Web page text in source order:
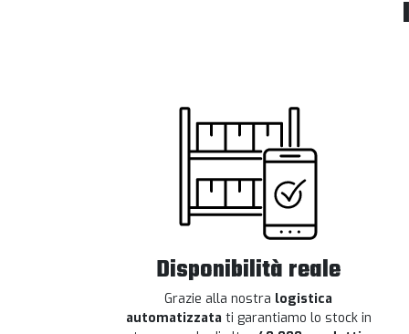
Disponibilità reale
Grazie alla nostra logistica
automatizzata ti garantiamo lo stock in